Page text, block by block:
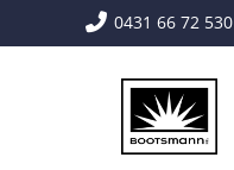
zum
0431 66 72 530